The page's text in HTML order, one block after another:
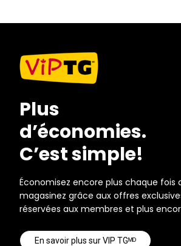
Plus
d’économies.
C’est simple!
Économisez encore plus chaque fois
magasinez grâce aux offres
réservées aux membres et plus
En savoir plus sur VIP TGᴹᴰ